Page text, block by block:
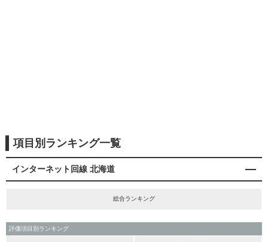
項目別ランキング一覧
インターネット回線 北海道
総合ランキング
評価項目別ランキング